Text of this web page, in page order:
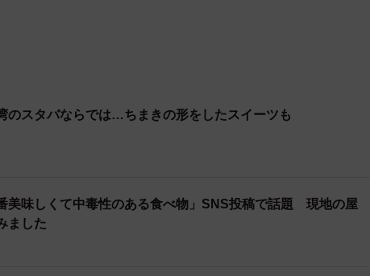
のスタバならでは…ちまきの形をしたスイーツも
美味しくて中毒性のある食べ物」SNS投稿で話題 現地の屋
ました